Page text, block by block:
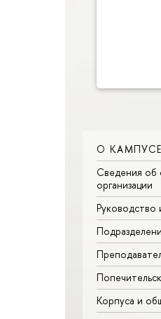
О КАМПУСЕ
Сведения об
организации
Руководство
Корпуса и